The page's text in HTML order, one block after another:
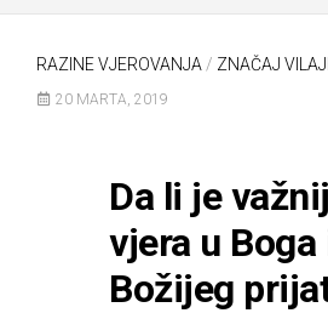
RAZINE VJEROVANJA / ZNAČAJ
20 MARTA, 2019
Da li je
vjera u
Božijeg